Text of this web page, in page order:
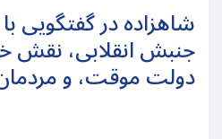
شاهزاده در گفتگویی
جنبش انقلابی، نقش
دولت موقت، و مردمان